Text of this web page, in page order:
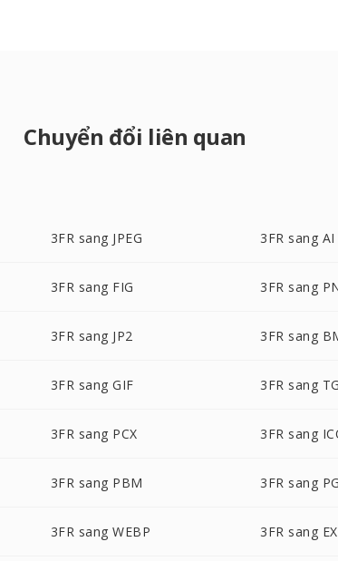
Chuyển đổi liên quan
3FR sang JPEG 3FR sang AI
3FR sang FIG 3FR sang
3FR sang JP2 3FR sang
3FR sang GIF 3FR sang
3FR sang PCX 3FR sang
3FR sang PBM 3FR sang
3FR sang WEBP 3FR sang